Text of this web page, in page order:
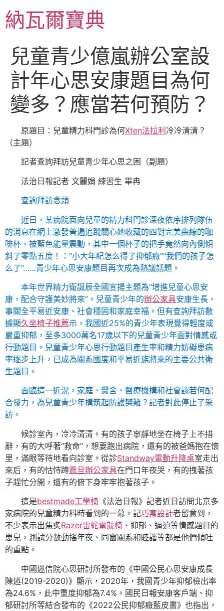
至
主納瓦爾寶典
兒童青少億嵐辦公室設
計年心思安康題目為何
變多？應當若何預防？
原題目：兒童精力科門診為何Xten法拉利 冷冷清清？
（主題）
記者查詢拜訪兒童青少年心思之困（副題）
法治日報記者 文麗娟 練習生 畢冉
查詢拜訪念頭
近日，某病院面向兒童的精力科門診深夜依序排列隊伍
的消息在網上激發普遍追蹤關心她收藏的四對完美曲線的咖
啡杯，被藍色能量震動，其中一個杯子的把手竟然向內側傾
斜了零點五度！：“小大年紀怎么得了抑郁癥”“我們的孩子怎
么了”……青少年心思安康題目再次成為熱議話題。
本年世界精力衛誕辰全國宣揚主題為“增進兒童心思安
康，配合守護美妙將來”。兒童青少年的辦公家具安康生長，
事關全平易近安康、社會穩固和家庭幸福。但有查詢拜訪數
據顯久坐椅子推薦示，我國近25%的青少年表現覺得輕度或
嚴重抑郁，至多3000萬名17歲以下的兒童青少年面對情感或
行動題目。兒童青少年心思行動題目產生率和精力妨礙患病
率逐步上升，已成為關系國度和平易近族將來的主要公共衛
生題目。
面臨這一近況，家庭、黌舍、醫療機構和社會該若何配
合發力，為兒童青少年構筑起防護樊籬？記者對此停止了采
訪。
候診室內，冷冷清清。有的孩子寧靜地坐在椅子上不措
辭，有的大呼著“救命”，想要跑出病院，還有的被爸媽抱在懷
里，滿眼等待地看向診室。從診Standway電動升降桌室走出
來后，有的怙恃蹲震旦辦公家具在門口年夜哭，有的拽著孩
子趕忙分開，還有的俯下身牢牢抱著孩子。
這是bestmade工學椅 《法治日報》記者近日訪問北京多
家病院的兒童精力科時看到的一幕。記巧寓設計者留意到，
不少表示出焦炙Razer雷蛇電競椅 、抑郁、逼迫等情感題目的
患兒，測試分數動搖年夜、同窗關系和睦諧等都是他們傾吐
的重點。
中國迷信院心思研討所發布的《中國公民心思安康成長
陳述(2019-2020)》顯示，2020年，我國青少年抑郁檢出率
為24.6%，此中重度抑郁為7.4%。國民日報安康客戶端、抑
郁研討所等結合發布的《2022公民抑郁癥藍皮書》也指出，